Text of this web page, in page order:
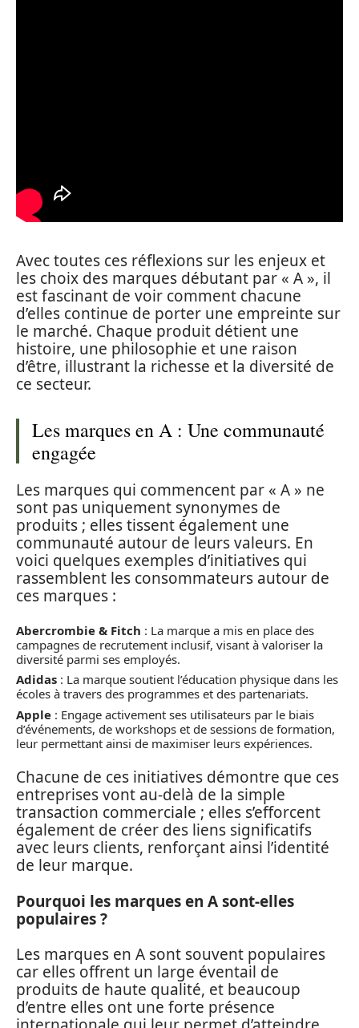
Avec toutes ces réflexions sur les enjeux et
les choix des marques débutant par « A », il
est fascinant de voir comment chacune
d’elles continue de porter une empreinte sur
le marché. Chaque produit détient une
histoire, une philosophie et une raison
d’être, illustrant la richesse et la diversité de
ce secteur.
Les marques en A : Une communauté
engagée
Les marques qui commencent par « A » ne
sont pas uniquement synonymes de
produits ; elles tissent également une
communauté autour de leurs valeurs. En
voici quelques exemples d’initiatives qui
rassemblent les consommateurs autour de
ces marques :
Abercrombie & Fitch : La marque a mis en place des
campagnes de recrutement inclusif, visant à valoriser la
diversité parmi ses employés.
Adidas : La marque soutient l’éducation physique dans les
écoles à travers des programmes et des partenariats.
Apple : Engage activement ses utilisateurs par le biais
d’événements, de workshops et de sessions de formation,
leur permettant ainsi de maximiser leurs expériences.
Chacune de ces initiatives démontre que ces
entreprises vont au-delà de la simple
transaction commerciale ; elles s’efforcent
également de créer des liens significatifs
avec leurs clients, renforçant ainsi l’identité
de leur marque.
Pourquoi les marques en A sont-elles
populaires ?
Les marques en A sont souvent populaires
car elles offrent un large éventail de
produits de haute qualité, et beaucoup
d’entre elles ont une forte présence